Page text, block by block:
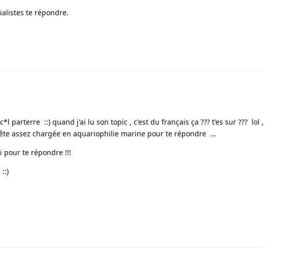
te répondre.
parterre ::) quand j'ai lu son topic , c'est du français ça ??? t'es sur ??? lol ,
assez chargée en aquariophilie marine pour te répondre ...
pour te répondre !!!
::)